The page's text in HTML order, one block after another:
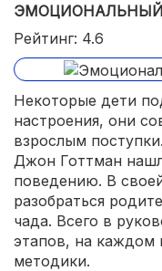
ЭМОЦИОНАЛЬНЫЙ
Рейтинг: 4.6
Некоторые дети
настроения, они
взрослым
Джон Готтман
поведению. В
разобраться
чада. Всего в
этапов, на каждом
методики.